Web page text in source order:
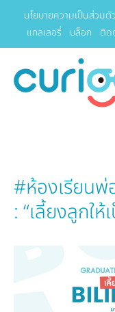
นโยบายความเป็นส่วนตัว
แกลเลอรี่
บล็อก ติด
#ห้องเรียน
: “เลี้ยงลูกใ